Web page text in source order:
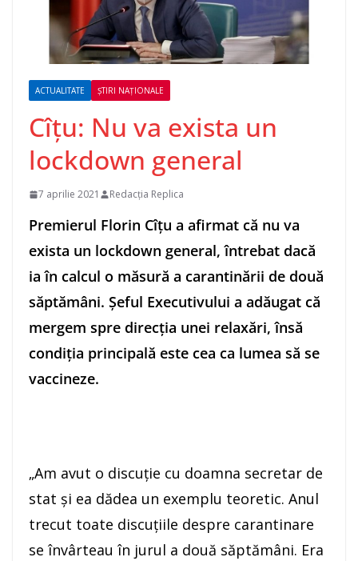
ACTUALITATE ȘTIRI NAȚIONALE
Cîțu: Nu va exista un
lockdown general
7 aprilie 2021 Redacția Replica
Premierul Florin Cîţu a afirmat că nu va
exista un lockdown general, întrebat dacă
ia în calcul o măsură a carantinării de două
săptămâni. Şeful Executivului a adăugat că
mergem spre direcţia unei relaxări, însă
condiţia principală este cea ca lumea să se
vaccineze.
„Am avut o discuţie cu doamna secretar de
stat şi ea dădea un exemplu teoretic. Anul
trecut toate discuţiile despre carantinare
se învârteau în jurul a două săptămâni. Era